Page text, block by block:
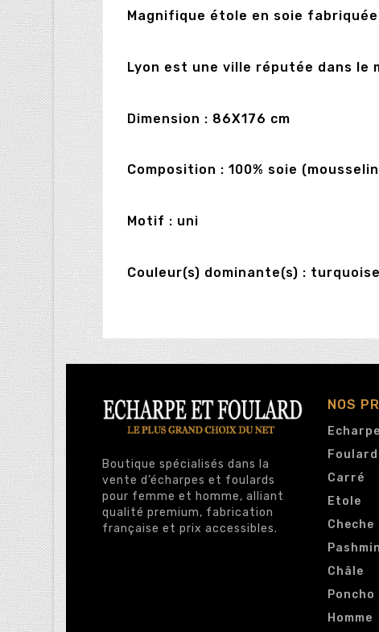
Magnifique étole en soie fabriquée
Lyon est une ville réputée dans le
Dimension : 86X176 cm
Composition : 100% soie
Motif : uni
Couleur(s) dominante(s) : turquoise
Boutique spécialisés dans la
vente d’écharpes et foulards
pour femme et homme, alliant
qualité premium, fabrication
française et prix accessibles.
NOS
Echarpe
Foulard
Carré
Etole
Cheche
Châle
Poncho
Homme